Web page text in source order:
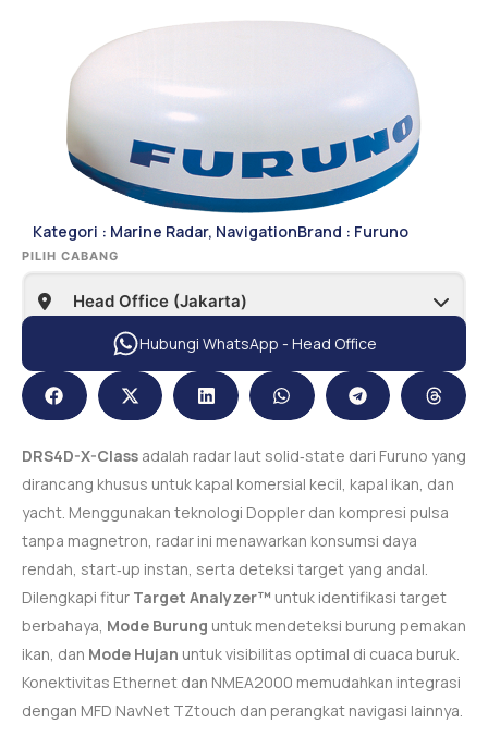
Kategori : Marine Radar, NavigationBrand : Furuno
PILIH CABANG
Hubungi WhatsApp - Head Office
DRS4D-X-Class adalah radar laut solid‑state dari Furuno yang
dirancang khusus untuk kapal komersial kecil, kapal ikan, dan
yacht. Menggunakan teknologi Doppler dan kompresi pulsa
tanpa magnetron, radar ini menawarkan konsumsi daya
rendah, start‑up instan, serta deteksi target yang andal.
Dilengkapi fitur Target Analyzer™ untuk identifikasi target
berbahaya, Mode Burung untuk mendeteksi burung pemakan
ikan, dan Mode Hujan untuk visibilitas optimal di cuaca buruk.
Konektivitas Ethernet dan NMEA2000 memudahkan integrasi
dengan MFD NavNet TZtouch dan perangkat navigasi lainnya.